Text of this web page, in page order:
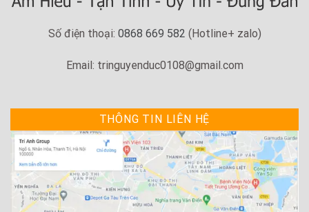
Số điện thoại: 0868 669 582 (Hotline+ zalo)
Email: tringuyenduc0108@gmail.com
THÔNG TIN LIÊN HỆ